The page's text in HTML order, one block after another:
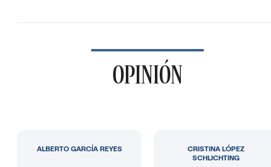
OPINIÓN
ALBERTO GARCÍA REYES
CRISTINA LÓPEZ
SCHLICHTING